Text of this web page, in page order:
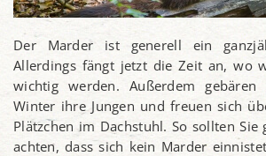
Der Marder ist generell ein
Allerdings fängt jetzt die Zeit an, wo
wichtig werden. Außerdem
Winter ihre Jungen und freuen sich
Plätzchen im Dachstuhl. So sollten Sie
achten, dass sich kein Marder